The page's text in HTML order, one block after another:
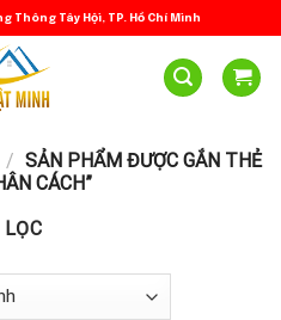
Thông Tây Hội, TP. Hồ Chí Minh
/ SẢN PHẨM ĐƯỢC GẮN THẺ
CÁCH”
LỌC